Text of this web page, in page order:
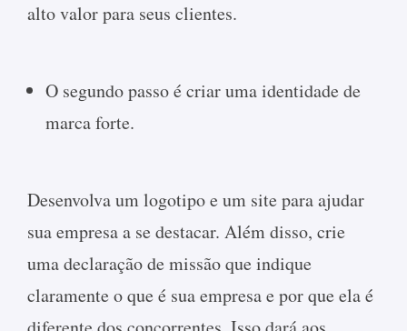
alto valor para seus clientes.
O segundo passo é criar uma identidade de
marca forte.
Desenvolva um logotipo e um site para ajudar
sua empresa a se destacar. Além disso, crie
uma declaração de missão que indique
claramente o que é sua empresa e por que ela é